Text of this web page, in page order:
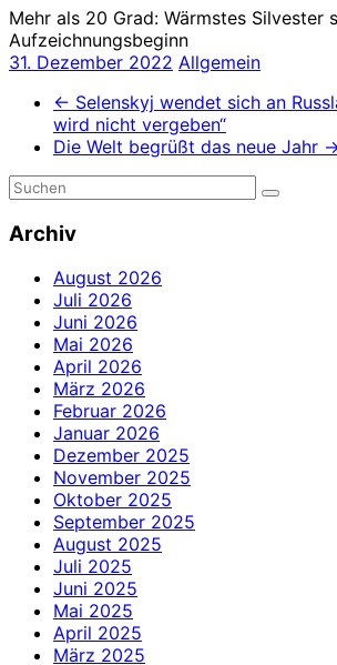
Mehr als 20 Grad: Wärmstes Silvester
Aufzeichnungsbeginn
31. Dezember 2022 Allgemein
← Selenskyj wendet sich an
wird nicht vergeben“
Die Welt begrüßt das neue Jahr
Archiv
August 2026
Juli 2026
Juni 2026
Mai 2026
April 2026
März 2026
Februar 2026
Januar 2026
Dezember 2025
November 2025
Oktober 2025
September 2025
August 2025
Juli 2025
Juni 2025
Mai 2025
April 2025
März 2025